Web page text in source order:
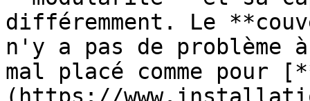
différemment. Le
n'y a pas de problème
mal placé comme